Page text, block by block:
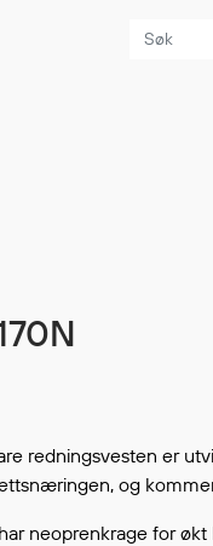
med T-skjorter og
redningsvesten er
og
neoprenkrage for økt